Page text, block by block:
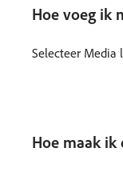
Hoe voeg ik
Selecteer Media
Hoe maak ik